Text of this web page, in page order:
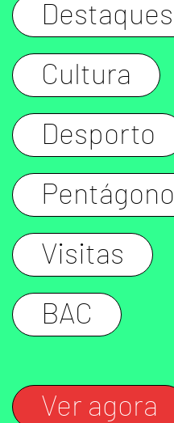
Destaques
Cultura
Desporto
Pentágono
Visitas
BAC
Ver agora